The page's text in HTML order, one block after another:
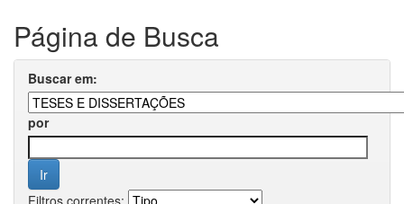
Página de Busca
Buscar em:
por
Filtros correntes: